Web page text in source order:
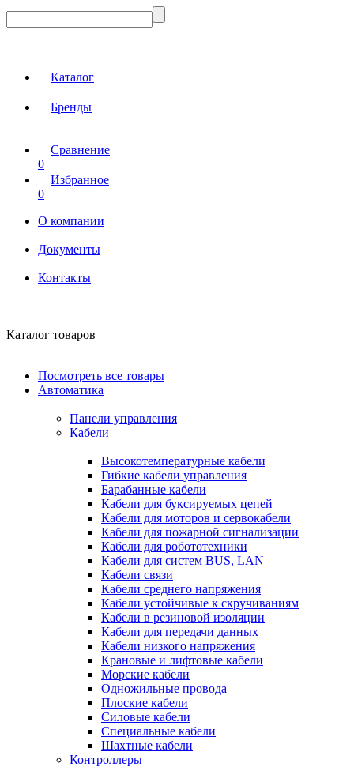
Каталог
Бренды
Сравнение
0
Избранное
0
О компании
Документы
Контакты
Каталог товаров
Посмотреть все товары
Автоматика
Панели управления
Кабели
Высокотемпературные кабели
Гибкие кабели управления
Барабанные кабели
Кабели для буксируемых цепей
Кабели для моторов и сервокабели
Кабели для пожарной сигнализации
Кабели для робототехники
Кабели для систем BUS, LAN
Кабели связи
Кабели среднего напряжения
Кабели устойчивые к скручиваниям
Кабели в резиновой изоляции
Кабели для передачи данных
Кабели низкого напряжения
Крановые и лифтовые кабели
Морские кабели
Одножильные провода
Плоские кабели
Силовые кабели
Специальные кабели
Шахтные кабели
Контроллеры